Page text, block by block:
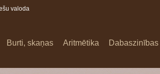
valoda
Burti, skaņas Aritmētika Dabaszinības